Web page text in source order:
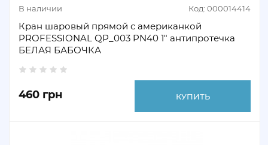
В наличии Код: 000014414
Кран шаровый прямой с американкой
PROFESSIONAL QP_003 PN40 1" антипротечка
БЕЛАЯ БАБОЧКА
460 грн КУПИТЬ